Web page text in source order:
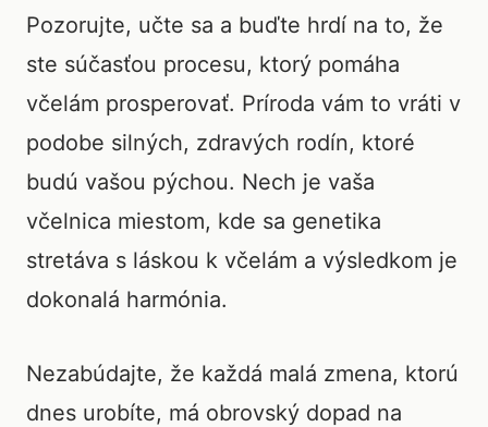
Pozorujte, učte sa a buďte hrdí na to, že
ste súčasťou procesu, ktorý pomáha
včelám prosperovať. Príroda vám to vráti v
podobe silných, zdravých rodín, ktoré
budú vašou pýchou. Nech je vaša
včelnica miestom, kde sa genetika
stretáva s láskou k včelám a výsledkom je
dokonalá harmónia.
Nezabúdajte, že každá malá zmena, ktorú
dnes urobíte, má obrovský dopad na